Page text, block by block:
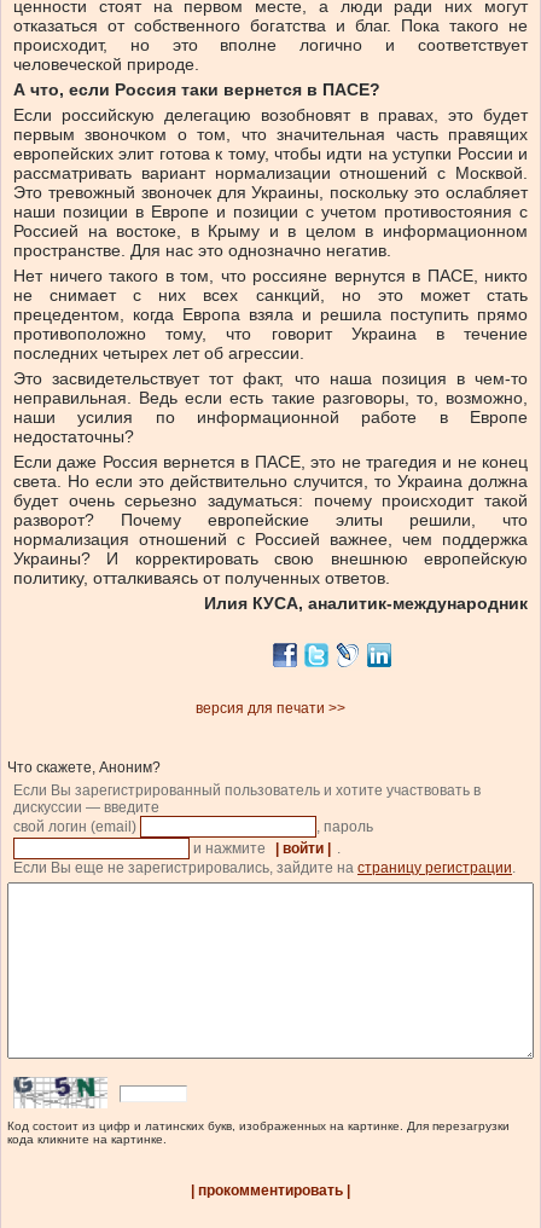
ценности стоят на первом месте, а люди ради них могут
отказаться от собственного богатства и благ. Пока такого не
происходит, но это вполне логично и соответствует
человеческой природе.
А что, если Россия таки вернется в ПАСЕ?
Если российскую делегацию возобновят в правах, это будет
первым звоночком о том, что значительная часть правящих
европейских элит готова к тому, чтобы идти на уступки России и
рассматривать вариант нормализации отношений с Москвой.
Это тревожный звоночек для Украины, поскольку это ослабляет
наши позиции в Европе и позиции с учетом противостояния с
Россией на востоке, в Крыму и в целом в информационном
пространстве. Для нас это однозначно негатив.
Нет ничего такого в том, что россияне вернутся в ПАСЕ, никто
не снимает с них всех санкций, но это может стать
прецедентом, когда Европа взяла и решила поступить прямо
противоположно тому, что говорит Украина в течение
последних четырех лет об агрессии.
Это засвидетельствует тот факт, что наша позиция в чем-то
неправильная. Ведь если есть такие разговоры, то, возможно,
наши усилия по информационной работе в Европе
недостаточны?
Если даже Россия вернется в ПАСЕ, это не трагедия и не конец
света. Но если это действительно случится, то Украина должна
будет очень серьезно задуматься: почему происходит такой
разворот? Почему европейские элиты решили, что
нормализация отношений с Россией важнее, чем поддержка
Украины? И корректировать свою внешнюю европейскую
политику, отталкиваясь от полученных ответов.
Илия КУСА, аналитик-международник
версия для печати >>
Что скажете, Аноним?
Если Вы зарегистрированный пользователь и хотите участвовать в
дискуссии — введите
свой логин (email)
, пароль
и нажмите
| войти |
.
Если Вы еще не зарегистрировались, зайдите на страницу регистрации.
Код состоит из цифр и латинских букв, изображенных на картинке. Для перезагрузки
кода кликните на картинке.
| прокомментировать |